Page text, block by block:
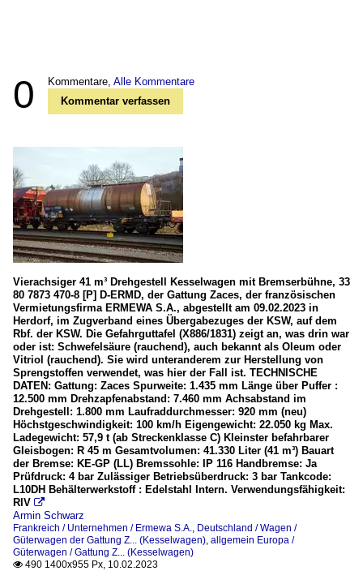
0 Kommentare, Alle Kommentare
Kommentar verfassen
Vierachsiger 41 m³ Drehgestell Kesselwagen mit Bremserbühne, 33
80 7873 470-8 [P] D-ERMD, der Gattung Zaces, der französischen
Vermietungsfirma ERMEWA S.A., abgestellt am 09.02.2023 in
Herdorf, im Zugverband eines Übergabezuges der KSW, auf dem
Rbf. der KSW. Die Gefahrguttafel (X886/1831) zeigt an, was drin war
oder ist: Schwefelsäure (rauchend), auch bekannt als Oleum oder
Vitriol (rauchend). Sie wird unteranderem zur Herstellung von
Sprengstoffen verwendet, was hier der Fall ist. TECHNISCHE
DATEN: Gattung: Zaces Spurweite: 1.435 mm Länge über Puffer :
12.500 mm Drehzapfenabstand: 7.460 mm Achsabstand im
Drehgestell: 1.800 mm Laufraddurchmesser: 920 mm (neu)
Höchstgeschwindigkeit: 100 km/h Eigengewicht: 22.050 kg Max.
Ladegewicht: 57,9 t (ab Streckenklasse C) Kleinster befahrbarer
Gleisbogen: R 45 m Gesamtvolumen: 41.330 Liter (41 m³) Bauart
der Bremse: KE-GP (LL) Bremssohle: IP 116 Handbremse: Ja
Prüfdruck: 4 bar Zulässiger Betriebsüberdruck: 3 bar Tankcode:
L10DH Behälterwerkstoff : Edelstahl Intern. Verwendungsfähigkeit:
RIV 
Armin Schwarz
Frankreich / Unternehmen / Ermewa S.A.
Deutschland / Wagen /
Güterwagen der Gattung Z... (Kesselwagen) allgemein Europa /
Güterwagen / Gattung Z... (Kesselwagen)
 490 1400x955 Px, 10.02.2023